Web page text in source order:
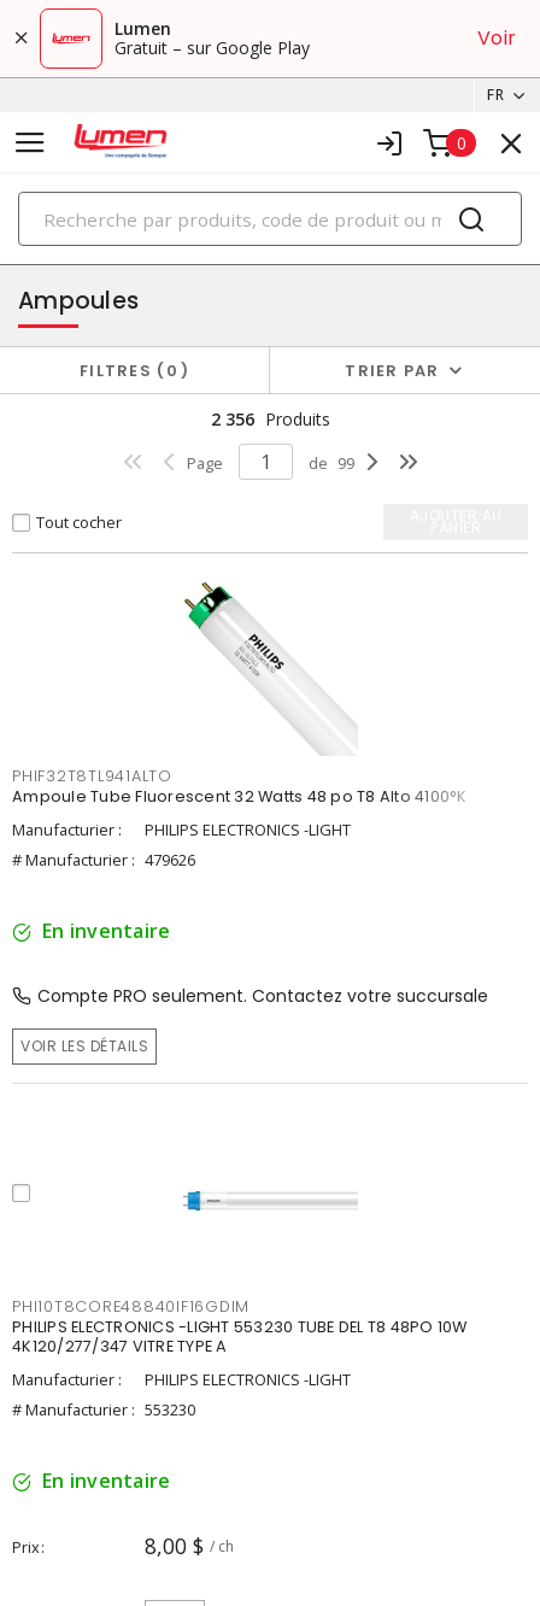
Lumen
Gratuit – sur Google Play
Voir
FR
0
PRODUITS
éclairage
Ampoules
FILTRES 0 TRIER PAR
2 356 Produits
Page de 99
Tout cocher
PHIF32T8TL941ALTO
Ampoule Tube Fluorescent 32 Watts 48 po T8 Alto 4100°K
Manufacturier :
PHILIPS ELECTRONICS -LIGHT
# Manufacturier : 479626
En inventaire
Compte PRO seulement. Contactez votre succursale
VOIR LES DÉTAILS
PHI10T8CORE48840IF16GDIM
PHILIPS ELECTRONICS -LIGHT 553230 TUBE DEL T8 48PO 10W
4K120/277/347 VITRE TYPE A
Manufacturier :
PHILIPS ELECTRONICS -LIGHT
# Manufacturier : 553230
En inventaire
Prix 8,00 $ / ch